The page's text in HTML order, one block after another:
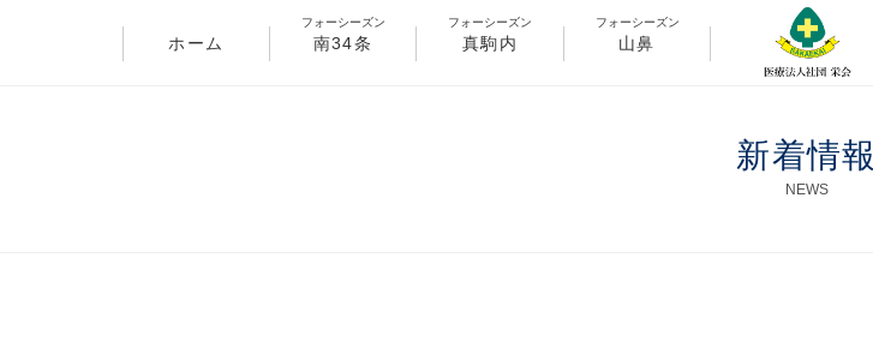
ホーム
フォーシーズン
南34条
フォーシーズン
真駒内
フォーシーズン
山鼻
新着情報
NEWS